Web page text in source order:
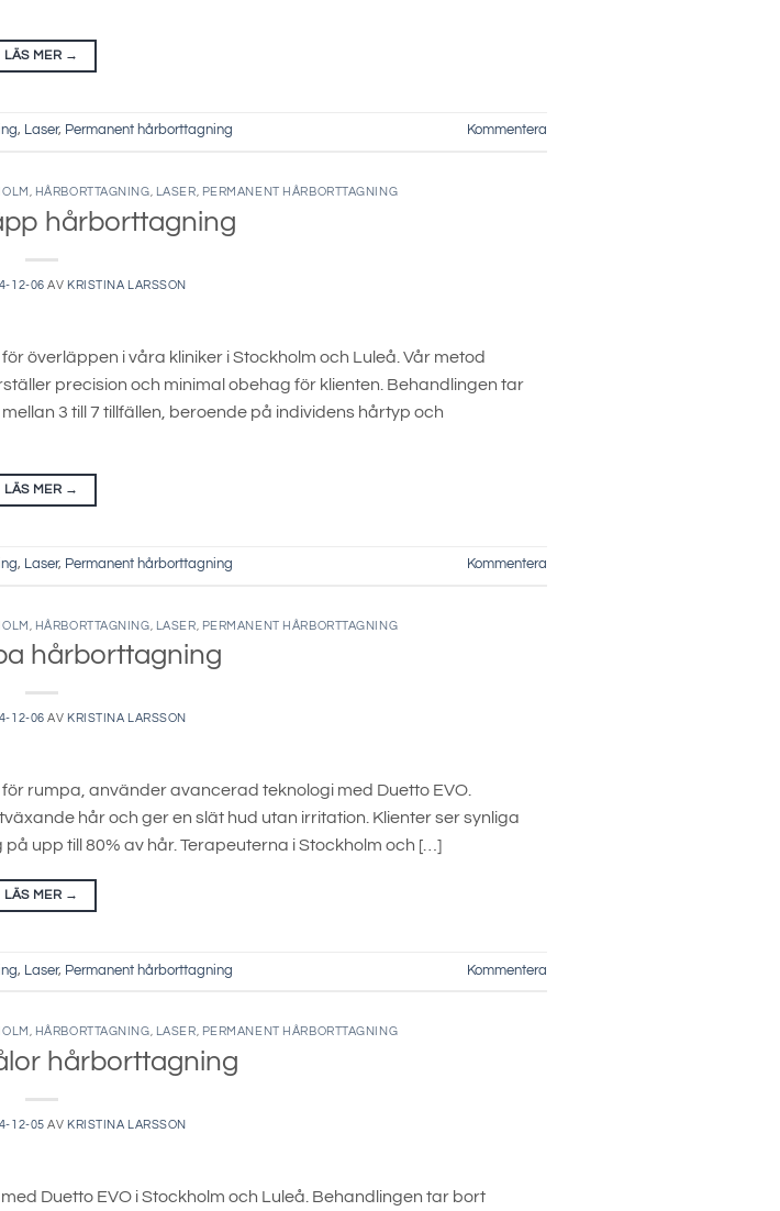
LÄS MER →
, Laser, Permanent hårborttagning Kommentera
HÅRBORTTAGNING LASER PERMANENT HÅRBORTTAGNING
hårborttagning
12-06 AV KRISTINA LARSSON
överläppen i våra kliniker i Stockholm och Luleå. Vår metod
precision och minimal obehag för klienten. Behandlingen tar
3 till 7 tillfällen, beroende på individens hårtyp och
LÄS MER →
, Laser, Permanent hårborttagning Kommentera
HÅRBORTTAGNING LASER PERMANENT HÅRBORTTAGNING
hårborttagning
12-06 AV KRISTINA LARSSON
rumpa, använder avancerad teknologi med Duetto EVO.
hår och ger en slät hud utan irritation. Klienter ser synliga
upp till 80% av hår. Terapeuterna i Stockholm och […]
LÄS MER →
, Laser, Permanent hårborttagning Kommentera
, HÅRBORTTAGNING, LASER, PERMANENT HÅRBORTTAGNING
hårborttagning
12-05 AV KRISTINA LARSSON
Duetto EVO i Stockholm och Luleå. Behandlingen tar bort